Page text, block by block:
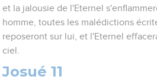
et la jalousie de l'Eternel
homme, toutes les malédictions
reposeront sur lui, et l'Eternel
ciel.
Josué 11